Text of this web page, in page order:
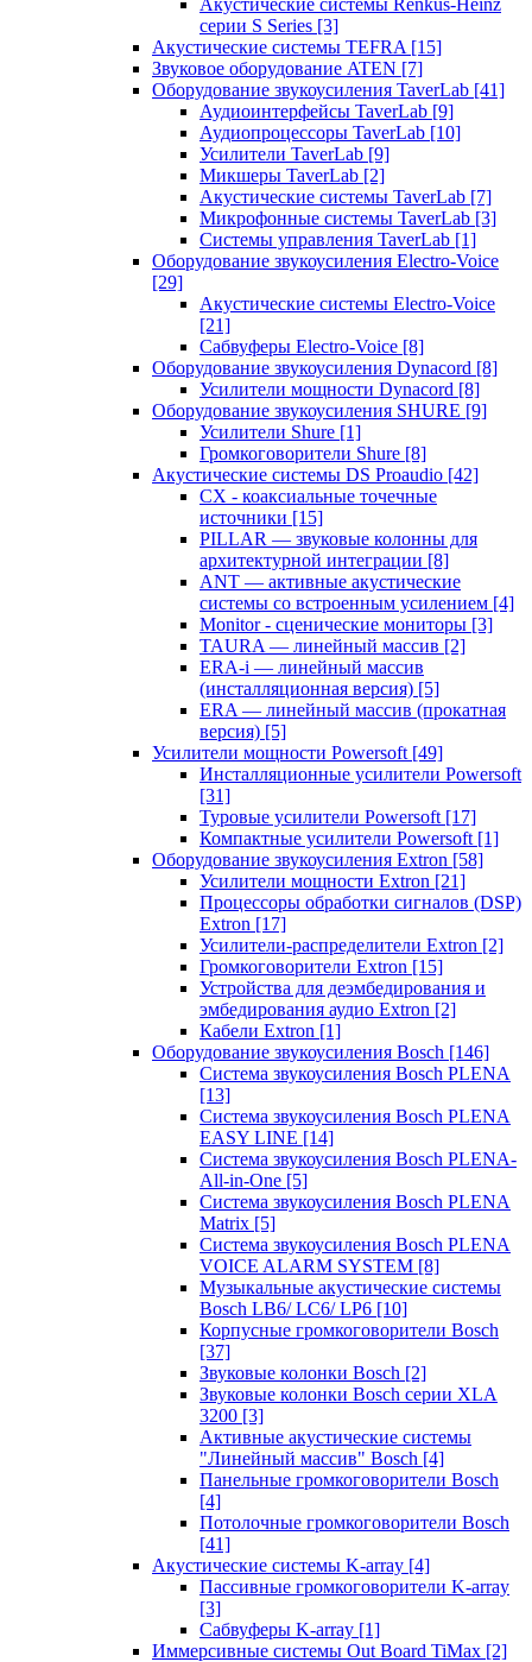
Акустические системы Renkus-Heinz
серии S Series [3]
Акустические системы TEFRA [15]
Звуковое оборудование ATEN [7]
Оборудование звукоусиления TaverLab [41]
Аудиоинтерфейсы TaverLab [9]
Аудиопроцессоры TaverLab [10]
Усилители TaverLab [9]
Микшеры TaverLab [2]
Акустические системы TaverLab [7]
Микрофонные системы TaverLab [3]
Системы управления TaverLab [1]
Оборудование звукоусиления Electro-Voice
[29]
Акустические системы Electro-Voice
[21]
Сабвуферы Electro-Voice [8]
Оборудование звукоусиления Dynacord [8]
Усилители мощности Dynacord [8]
Оборудование звукоусиления SHURE [9]
Усилители Shure [1]
Громкоговорители Shure [8]
Акустические системы DS Proaudio [42]
CX - коаксиальные точечные
источники [15]
PILLAR — звуковые колонны для
архитектурной интеграции [8]
ANT — активные акустические
системы со встроенным усилением [4]
Monitor - сценические мониторы [3]
TAURA — линейный массив [2]
ERA-i — линейный массив
(инсталляционная версия) [5]
ERA — линейный массив (прокатная
версия) [5]
Усилители мощности Powersoft [49]
Инсталляционные усилители Powersoft
[31]
Туровые усилители Powersoft [17]
Компактные усилители Powersoft [1]
Оборудование звукоусиления Extron [58]
Усилители мощности Extron [21]
Процессоры обработки сигналов (DSP)
Extron [17]
Усилители-распределители Extron [2]
Громкоговорители Extron [15]
Устройства для деэмбедирования и
эмбедирования аудио Extron [2]
Кабели Extron [1]
Оборудование звукоусиления Bosch [146]
Система звукоусиления Bosch PLENA
[13]
Система звукоусиления Bosch PLENA
EASY LINE [14]
Система звукоусиления Bosch PLENA-
All-in-One [5]
Система звукоусиления Bosch PLENA
Matrix [5]
Система звукоусиления Bosch PLENA
VOICE ALARM SYSTEM [8]
Музыкальные акустические системы
Bosch LB6/ LC6/ LP6 [10]
Корпусные громкоговорители Bosch
[37]
Звуковые колонки Bosch [2]
Звуковые колонки Bosch серии XLA
3200 [3]
Активные акустические системы
"Линейный массив" Bosch [4]
Панельные громкоговорители Bosch
[4]
Потолочные громкоговорители Bosch
[41]
Акустические системы K-array [4]
Пассивные громкоговорители K-array
[3]
Сабвуферы K-array [1]
Иммерсивные системы Out Board TiMax [2]